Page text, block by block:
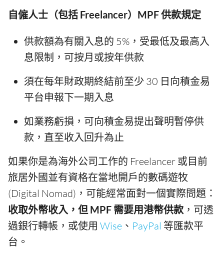
自僱人士（包括 Freelancer）MPF 供款規定
供款額為有關入息的 5%，受最低及最高入
息限制，可按月或按年供款
須在每年財政期終結前至少 30 日向積金易
平台申報下一期入息
如業務虧損，可向積金易提出聲明暫停供
款，直至收入回升為止
如果你是為海外公司工作的 Freelancer 或目前
旅居外國並有資格在當地開戶的數碼遊牧
(Digital Nomad)，可能經常面對一個實際問題：
收取外幣收入，但 MPF 需要用港幣供款，可透
過銀行轉帳，或使用 Wise 、 PayPal 等匯款平
台。